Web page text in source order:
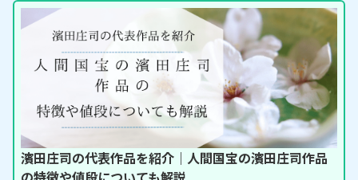
濱田庄司の代表作品を紹介｜人間国宝の濱田庄司作品